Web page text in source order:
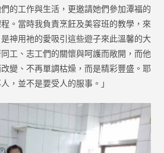
的工作與生活，更邀請她們參加潭福的
。當時我負責烹飪及美容班的教學，來
神用祂的愛吸引這些遊子來此溫馨的大
工、志工們的關懷與呵護而敞開，而他
變、不再單調枯燥，而是精彩豐盛。耶
，並不是要受人的服事。」